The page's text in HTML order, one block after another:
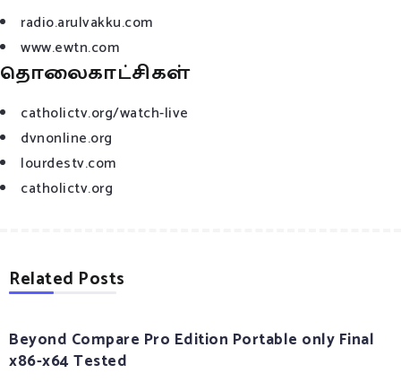
radio.arulvakku.com
www.ewtn.com
தொலைகாட்சிகள்
catholictv.org/watch-live
dvnonline.org
lourdestv.com
catholictv.org
Related Posts
Beyond Compare Pro Edition Portable only Final
x86-x64 Tested